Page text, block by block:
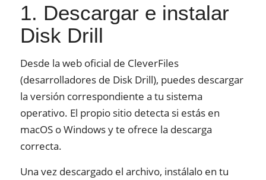
1. Descargar e instalar
Disk Drill
Desde la web oficial de CleverFiles
(desarrolladores de Disk Drill), puedes descargar
la versión correspondiente a tu sistema
operativo. El propio sitio detecta si estás en
macOS o Windows y te ofrece la descarga
correcta.
Una vez descargado el archivo, instálalo en tu